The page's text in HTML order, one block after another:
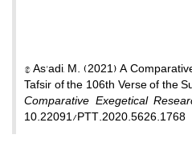
© As'adi, M. (2021) A
Tafsir of the 106th Verse of the
Comparative Exegetical
10.22091/PTT.2020.5626.1768